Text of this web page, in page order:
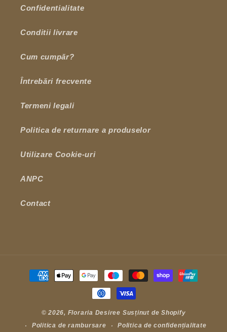
Confidentialitate
Conditii livrare
Cum cumpăr?
Întrebări frecvente
Termeni legali
Politica de returnare a produselor
Utilizare Cookie-uri
ANPC
Contact
Metode
© 2026, Floraria Desiree Susținut de Shopify
Politica de rambursare
Politica de confidențialitate